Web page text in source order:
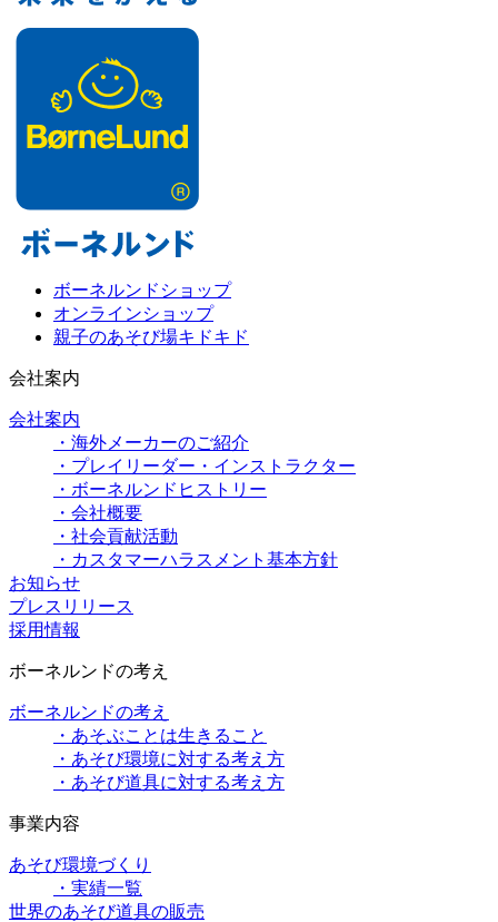
ボーネルンドショップ
オンラインショップ
親子のあそび場キドキド
会社案内
会社案内
・海外メーカーのご紹介
・プレイリーダー・インストラクター
・ボーネルンドヒストリー
・会社概要
・社会貢献活動
・カスタマーハラスメント基本方針
お知らせ
プレスリリース
採用情報
ボーネルンドの考え
ボーネルンドの考え
・あそぶことは生きること
・あそび環境に対する考え方
・あそび道具に対する考え方
事業内容
あそび環境づくり
・実績一覧
世界のあそび道具の販売